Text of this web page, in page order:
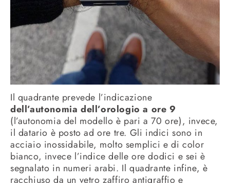
Il quadrante prevede l’indicazione
dell’autonomia dell’orologio a ore 9
(l’autonomia del modello è pari a 70 ore), invece,
il datario è posto ad ore tre. Gli indici sono in
acciaio inossidabile, molto semplici e di color
bianco, invece l’indice delle ore dodici e sei è
segnalato in numeri arabi. Il quadrante infine, è
racchiuso da un vetro zaffiro antigraffio e